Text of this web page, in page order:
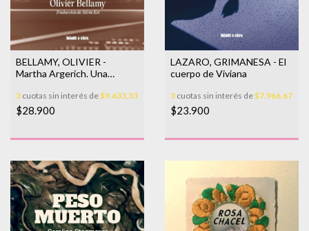
BELLAMY, OLIVIER -
Martha Argerich. Una
3 cuotas sin interés de$9.633,33
$28.900
LAZARO, GRIMANESA - El
cuerpo de Viviana
3 cuotas sin interés de$7.966,67
$23.900